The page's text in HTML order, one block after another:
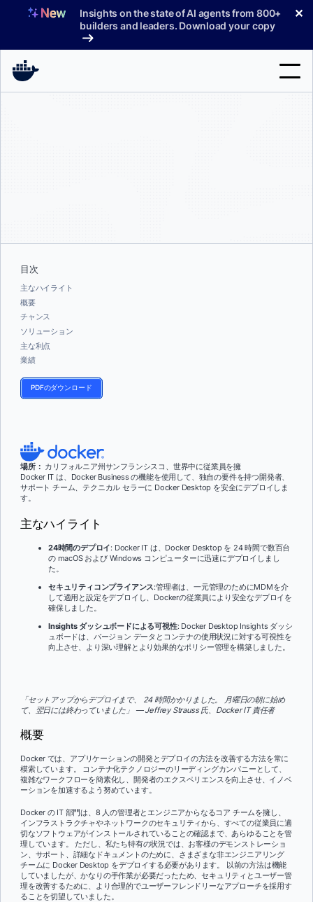
へ
Insights on the state of AI agents from 800+
builders and leaders. Download your copy
✕
目次
主なハイライト
概要
チャンス
ソリューション
主な利点
業績
PDFのダウンロード
場所： カリフォルニア州サンフランシスコ、世界中に従業員を擁
Docker IT は、Docker Business の機能を使用して、独自の要件を持つ開発者、
サポート チーム、テクニカル セラーに Docker Desktop を安全にデプロイしま
す。
主なハイライト
24時間のデプロイ: Docker IT は、Docker Desktop を 24 時間で数百台
の macOS および Windows コンピューターに迅速にデプロイしまし
た。
セキュリティコンプライアンス:管理者は、一元管理のためにMDMを介
して適用と設定をデプロイし、Dockerの従業員により安全なデプロイを
確保しました。
Insights ダッシュボードによる可視性: Docker Desktop Insights ダッシ
ュボードは、バージョン データとコンテナの使用状況に対する可視性を
向上させ、より深い理解とより効果的なポリシー管理を構築しました。
「セットアップからデプロイまで、 24 時間かかりました。 月曜日の朝に始め
て、翌日には終わっていました」 — Jeffrey Strauss 氏、Docker IT 責任者
概要
Docker では、アプリケーションの開発とデプロイの方法を改善する方法を常に
模索しています。 コンテナ化テクノロジーのリーディングカンパニーとして、
複雑なワークフローを簡素化し、開発者のエクスペリエンスを向上させ、イノベ
ーションを加速するよう努めています。
Docker の IT 部門は、8 人の管理者とエンジニアからなるコア チームを擁し、
インフラストラクチャやネットワークのセキュリティから、すべての従業員に適
切なソフトウェアがインストールされていることの確認まで、あらゆることを管
理しています。 ただし、私たち特有の状況では、お客様のデモンストレーショ
ン、サポート、詳細なドキュメントのために、さまざまな非エンジニアリング
チームに Docker Desktop をデプロイする必要があります。 以前の方法は機能
していましたが、かなりの手作業が必要だったため、セキュリティとユーザー管
理を改善するために、より合理的でユーザーフレンドリーなアプローチを採用す
ることを切望していました。